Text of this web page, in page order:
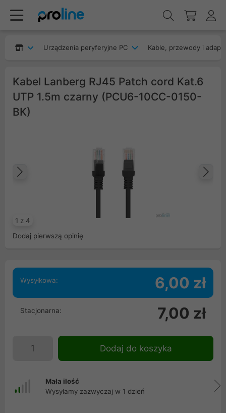
Urządzenia peryferyjne PC Kable, przewody i
Kabel Lanberg RJ45 Patch cord Kat.6
UTP 1.5m czarny (PCU6-10CC-0150-
BK)
1 z 4
Poprzedni
Dodaj pierwszą opinię
Wysyłkowa: 6,00 zł
Stacjonarna: 7,00 zł
Dodaj do koszyka
Mała ilość
Wysyłamy zazwyczaj w 1 dzień